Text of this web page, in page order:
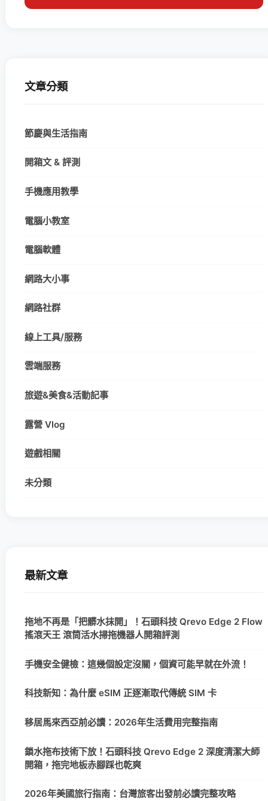
文章分類
節慶與生活指南
開箱文 & 評測
手機應用教學
電腦小教室
電腦軟體
網路大小事
網路社群
線上工具/服務
雲端服務
旅遊&美食&活動記事
露營 Vlog
遊戲相關
未分類
最新文章
拖地不再是「把髒水抹開」！石頭科技 Qrevo Edge 2 Flow
搖滾天王 滾筒活水掃拖機器人開箱評測
手機安全健檢：這幾個設定沒關，個資可能早就在外流！
科技新知：為什麼 eSIM 正逐漸取代傳統 SIM 卡
移居馬來西亞前必讀：2026年生活費用完整指南
鎖水拖布技術下放！石頭科技 Qrevo Edge 2 深度清潔大師
開箱，拖完地板赤腳踩也乾爽
2026年美國旅行指南：台灣旅客出發前必讀完整攻略